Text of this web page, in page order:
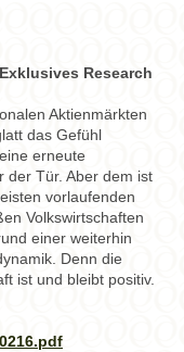
Research
Aktienmärkten
das Gefühl
erneute
der Tür. Aber dem ist
vorlaufenden
Volkswirtschaften
einer weiterhin
Denn die
ist und bleibt positiv.